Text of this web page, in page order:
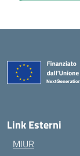
Link Esterni
MIUR